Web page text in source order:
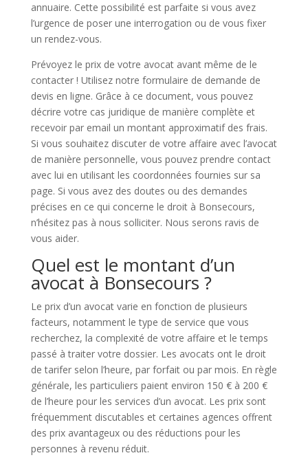
annuaire. Cette possibilité est parfaite si vous avez
l’urgence de poser une interrogation ou de vous fixer
un rendez-vous.
Prévoyez le prix de votre avocat avant même de le
contacter ! Utilisez notre formulaire de demande de
devis en ligne. Grâce à ce document, vous pouvez
décrire votre cas juridique de manière complète et
recevoir par email un montant approximatif des frais.
Si vous souhaitez discuter de votre affaire avec l’avocat
de manière personnelle, vous pouvez prendre contact
avec lui en utilisant les coordonnées fournies sur sa
page. Si vous avez des doutes ou des demandes
précises en ce qui concerne le droit à Bonsecours,
n’hésitez pas à nous solliciter. Nous serons ravis de
vous aider.
Quel est le montant d’un
avocat à Bonsecours ?
Le prix d’un avocat varie en fonction de plusieurs
facteurs, notamment le type de service que vous
recherchez, la complexité de votre affaire et le temps
passé à traiter votre dossier. Les avocats ont le droit
de tarifer selon l’heure, par forfait ou par mois. En règle
générale, les particuliers paient environ 150 € à 200 €
de l’heure pour les services d’un avocat. Les prix sont
fréquemment discutables et certaines agences offrent
des prix avantageux ou des réductions pour les
personnes à revenu réduit.